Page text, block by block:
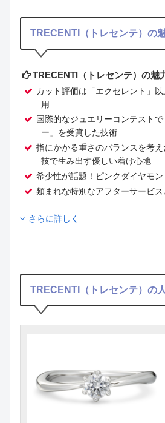
TRECENTI（トレセンテ）の
TRECENTI（トレセンテ）の魅
カット評価は「エクセレント」
用
国際的なジュエリーコンテスト
ー」を受賞した技術
指にかかる重さのバランスを考
技で生み出す優しい着け心地
希少性が話題！ピンクダイヤモ
類まれな特別なアフターサービ
さらに詳しく
TRECENTI（トレセンテ）の